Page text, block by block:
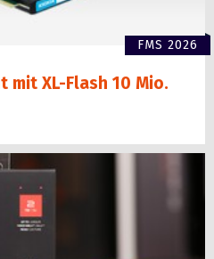
FMS 2026
mit XL-Flash 10 Mio.